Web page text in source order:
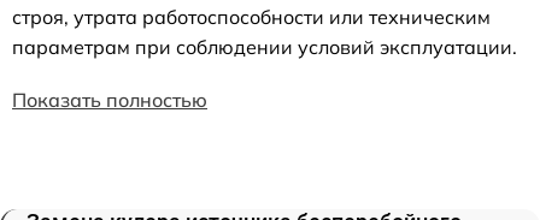
строя, утрата работоспособности или техническим
параметрам при соблюдении условий эксплуатации.
Показать полностью